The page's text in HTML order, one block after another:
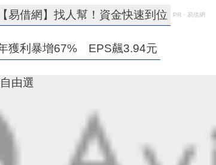
易借網】找人幫！資金快速到位 PR・易借網
獲利暴增67% EPS飆3.94元
由選